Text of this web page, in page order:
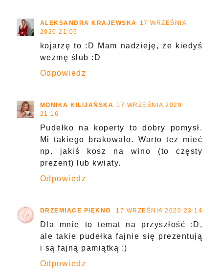
ALEKSANDRA KRAJEWSKA
17 WRZEŚNIA
2020 21:05
kojarzę to :D Mam nadzieję, że kiedyś
wezmę ślub :D
Odpowiedz
MONIKA KILIJAŃSKA
17 WRZEŚNIA 2020
21:16
Pudełko na koperty to dobry pomysł.
Mi takiego brakowało. Warto tez mieć
np. jakiś kosz na wino (to częsty
prezent) lub kwiaty.
Odpowiedz
DRZEMIĄCE PIĘKNO 17 WRZEŚNIA 2020 23:14
Dla mnie to temat na przyszłość :D,
ale takie pudełka fajnie się prezentują
i są fajną pamiątką :)
Odpowiedz